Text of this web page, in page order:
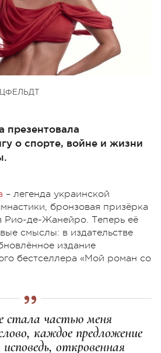
презентовала
о спорте, войне и жизни
– легенда украинской
бронзовая призёрка
Рио-де-Жанейро. Теперь её
смыслы: в издательстве
издание
бестселлера «Мой роман со
стала частью меня
каждое предложение
откровенная